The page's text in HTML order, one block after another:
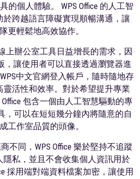
的個人體驗。 WPS Office 的人工智
跨越語言障礙實現順暢溝通，讓
更輕鬆地高效協作。
上辦公室工具日益增長的需求，因
，讓使用者可以直接透過瀏覽器進
中文官網登入帳戶，隨時隨地存
活性和效率。對於希望提升專業
包含一個由人工智慧驅動的專
，可以在短短幾分鐘內將隨意的自
工作室品質的頭像。
不同，WPS Office 樂於堅持不追蹤
隱私，並且不會收集個人資訊用於
採用端對端資料檔案加密，讓使用